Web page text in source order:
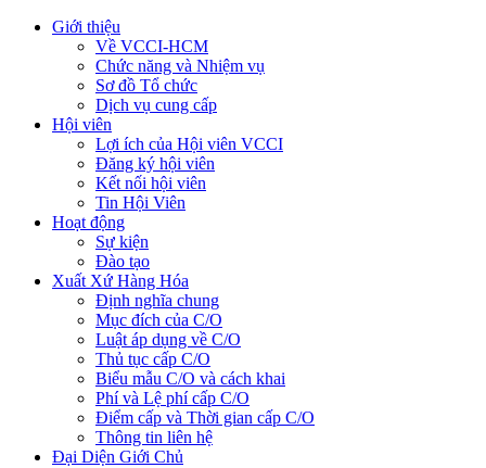
Giới thiệu
Về VCCI-HCM
Chức năng và Nhiệm vụ
Sơ đồ Tổ chức
Dịch vụ cung cấp
Hội viên
Lợi ích của Hội viên VCCI
Đăng ký hội viên
Kết nối hội viên
Tin Hội Viên
Hoạt động
Sự kiện
Đào tạo
Xuất Xứ Hàng Hóa
Định nghĩa chung
Mục đích của C/O
Luật áp dụng về C/O
Thủ tục cấp C/O
Biểu mẫu C/O và cách khai
Phí và Lệ phí cấp C/O
Điểm cấp và Thời gian cấp C/O
Thông tin liên hệ
Đại Diện Giới Chủ